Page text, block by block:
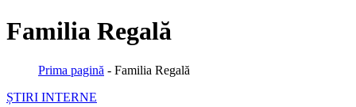
Familia Regală
Prima pagină - Familia Regală
ȘTIRI INTERNE